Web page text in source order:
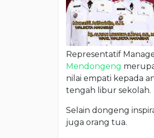
Representatif
Mendongeng
nilai empati kepada
tengah libur sekolah.
Selain dongeng
juga orang tua.